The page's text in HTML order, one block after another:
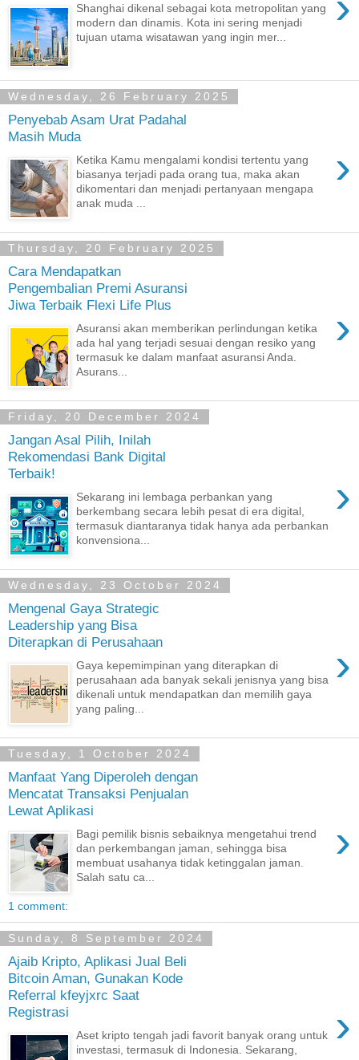
Shanghai dikenal sebagai kota metropolitan yang
modern dan dinamis. Kota ini sering menjadi
tujuan utama wisatawan yang ingin mer...
Wednesday, 26 February 2025
Penyebab Asam Urat Padahal
Masih Muda
›
Ketika Kamu mengalami kondisi tertentu yang
biasanya terjadi pada orang tua, maka akan
dikomentari dan menjadi pertanyaan mengapa
anak muda ...
Thursday, 20 February 2025
Cara Mendapatkan
Pengembalian Premi Asuransi
Jiwa Terbaik Flexi Life Plus
›
Asuransi akan memberikan perlindungan ketika
ada hal yang terjadi sesuai dengan resiko yang
termasuk ke dalam manfaat asuransi Anda.
Asurans...
Friday, 20 December 2024
Jangan Asal Pilih, Inilah
Rekomendasi Bank Digital
Terbaik!
›
Sekarang ini lembaga perbankan yang
berkembang secara lebih pesat di era digital,
termasuk diantaranya tidak hanya ada perbankan
konvensiona...
Wednesday, 23 October 2024
Mengenal Gaya Strategic
Leadership yang Bisa
Diterapkan di Perusahaan
›
Gaya kepemimpinan yang diterapkan di
perusahaan ada banyak sekali jenisnya yang bisa
dikenali untuk mendapatkan dan memilih gaya
yang paling...
Tuesday, 1 October 2024
Manfaat Yang Diperoleh dengan
Mencatat Transaksi Penjualan
Lewat Aplikasi
›
Bagi pemilik bisnis sebaiknya mengetahui trend
dan perkembangan jaman, sehingga bisa
membuat usahanya tidak ketinggalan jaman.
Salah satu ca...
1 comment:
Sunday, 8 September 2024
Ajaib Kripto, Aplikasi Jual Beli
Bitcoin Aman, Gunakan Kode
Referral kfeyjxrc Saat
Registrasi
›
Aset kripto tengah jadi favorit banyak orang untuk
investasi, termasuk di Indonesia. Sekarang,